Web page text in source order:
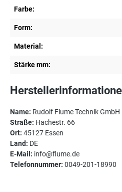
Farbe:
Form:
Material:
Stärke mm:
Name: Rudolf Flume Technik GmbH
Straße: Hachestr. 66
Ort: 45127 Essen
Land: DE
E-Mail: info@flume.de
Telefonnummer: 0049-201-18990